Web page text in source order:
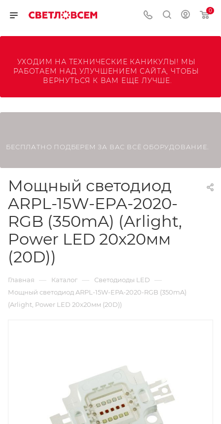
0
УХОДИМ НА ТЕХНИЧЕСКИЕ КАНИКУЛЫ! МЫ
РАБОТАЕМ НАД УЛУЧШЕНИЕМ САЙТА, ЧТОБЫ
ВЕРНУТЬСЯ К ВАМ ЕЩЕ ЛУЧШЕ.
БЕСПЛАТНО ПОДБЕРЕМ ЗА ВАС ВСЁ ОБОРУДОВАНИЕ.
Мощный светодиод
ARPL-15W-EPA-2020-
RGB (350mA) (Arlight,
Power LED 20x20мм
(20D))
Главная — Каталог — Светодиоды LED —
Мощный светодиод ARPL-15W-EPA-2020-RGB (350mA)
(Arlight, Power LED 20x20мм (20D))